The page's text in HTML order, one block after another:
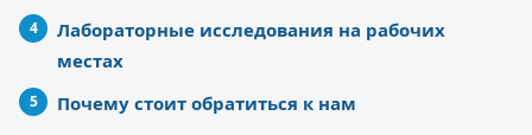
Лабораторные исследования на рабочих
местах
Почему стоит обратиться к нам